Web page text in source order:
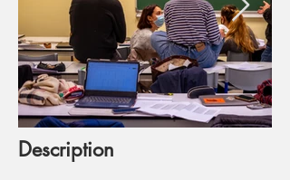
Description